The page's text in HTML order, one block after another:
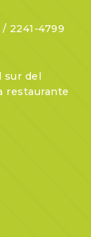
2241-4799
sur del
restaurante